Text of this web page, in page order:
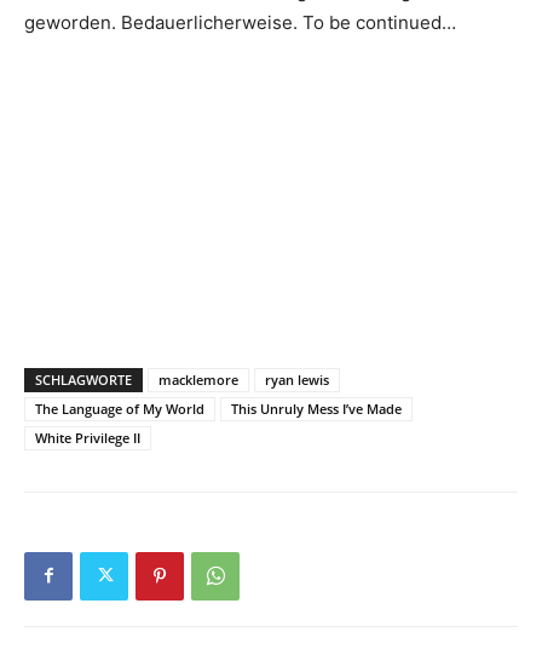
geworden. Bedauerlicherweise. To be continued…
SCHLAGWORTE macklemore
ryan lewis
The Language of My World
This Unruly Mess I’ve Made
White Privilege II